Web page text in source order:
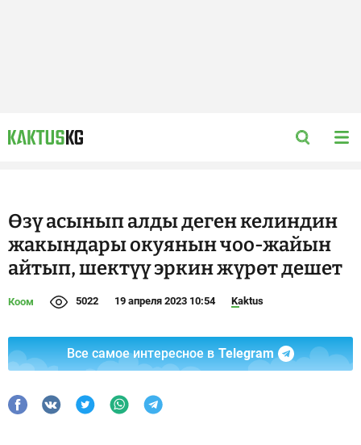
Өзү асынып алды деген келиндин
жакындары окуянын чоо-жайын
айтып, шектүү эркин жүрөт дешет
Коом 5022 19 апреля 2023 10:54 Kaktus
Все самое интересное в Telegram